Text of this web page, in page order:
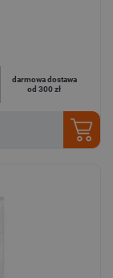
darmowa dostawa
od 300 zł